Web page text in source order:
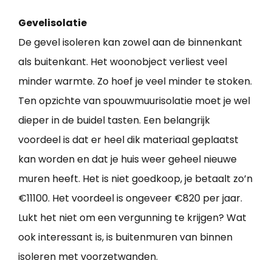
Gevelisolatie
De gevel isoleren kan zowel aan de binnenkant
als buitenkant. Het woonobject verliest veel
minder warmte. Zo hoef je veel minder te stoken.
Ten opzichte van spouwmuurisolatie moet je wel
dieper in de buidel tasten. Een belangrijk
voordeel is dat er heel dik materiaal geplaatst
kan worden en dat je huis weer geheel nieuwe
muren heeft. Het is niet goedkoop, je betaalt zo’n
€11100. Het voordeel is ongeveer €820 per jaar.
Lukt het niet om een vergunning te krijgen? Wat
ook interessant is, is buitenmuren van binnen
isoleren met voorzetwanden.